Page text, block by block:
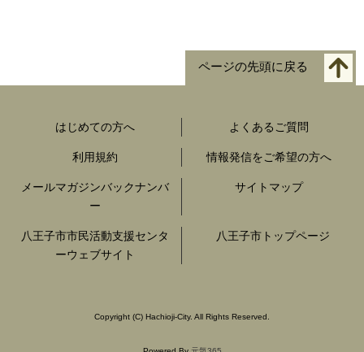
ページの先頭に戻る
はじめての方へ よくあるご質問
利用規約 情報発信をご希望の方へ
メールマガジンバックナンバ
ー
サイトマップ
八王子市市民活動支援センタ
ーウェブサイト
八王子市トップページ
Copyright (C) Hachioji-City. All Rights Reserved.